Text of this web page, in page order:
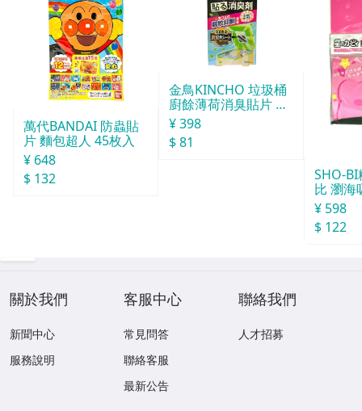
萬代BANDAI 防蟲貼
片 麵包超人 45枚入
¥ 648
$ 132
金鳥KINCHO 垃圾桶
廚餘薄荷消臭貼片 約
30天分
¥ 398
$ 81
SHO-
比 瀏海
¥ 598
$ 122
關於我們
新聞中心
服務說明
客服中心
常見問答
聯絡客服
最新公告
聯絡我們
人才招募